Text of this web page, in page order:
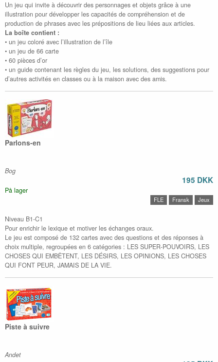
Un jeu qui invite à découvrir des personnages et objets grâce à une
illustration pour développer les capacités de compréhension et de
production de phrases avec les prépositions de lieu liées aux articles.
La boîte contient :
• un jeu coloré avec l’illustration de l’île
• un jeu de 66 carte
• 60 pièces d’or
• un guide contenant les règles du jeu, les solutions, des suggestions pour
d’autres activités en classes ou à la maison avec des amis.
Parlons-en
Bog
195 DKK
På lager
FLE Fransk Jeux
Niveau B1-C1
Pour enrichir le lexique et motiver les échanges oraux.
Le jeu est composé de 132 cartes avec des questions et des réponses à
choix multiple, regroupées en 6 catégories : LES SUPER-POUVOIRS, LES
CHOSES QUI EMBÊTENT, LES DÉSIRS, LES OPINIONS, LES CHOSES
QUI FONT PEUR, JAMAIS DE LA VIE.
Piste à suivre
Andet